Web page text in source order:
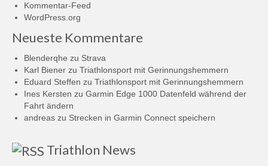
Kommentar-Feed
WordPress.org
Neueste Kommentare
Blenderqhe zu Strava
Karl Biener zu Triathlonsport mit Gerinnungshemmern
Eduard Steffen zu Triathlonsport mit Gerinnungshemmern
Ines Kersten zu Garmin Edge 1000 Datenfeld während der
Fahrt ändern
andreas zu Strecken in Garmin Connect speichern
Triathlon News